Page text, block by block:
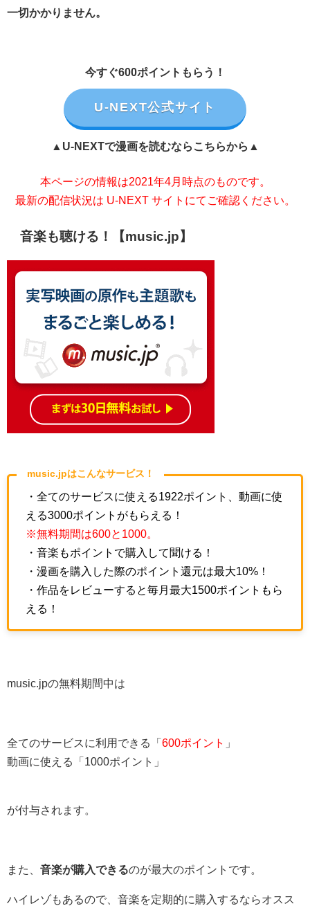
一切かかりません。
今すぐ600ポイントもらう！
U-NEXT公式サイト
▲U-NEXTで漫画を読むならこちらから▲
本ページの情報は2021年4月時点のものです。
最新の配信状況は U-NEXT サイトにてご確認ください。
音楽も聴ける！【music.jp】
music.jpはこんなサービス！
・全てのサービスに使える1922ポイント、動画に使
える3000ポイントがもらえる！
※無料期間は600と1000。
・音楽もポイントで購入して聞ける！
・漫画を購入した際のポイント還元は最大10%！
・作品をレビューすると毎月最大1500ポイントもら
える！
music.jpの無料期間中は
全てのサービスに利用できる「 600ポイント
」
動画に使える「1000ポイント」
が付与されます。
また、 音楽が購入できるのが最大のポイントです。
ハイレゾもあるので、音楽を定期的に購入するならオスス